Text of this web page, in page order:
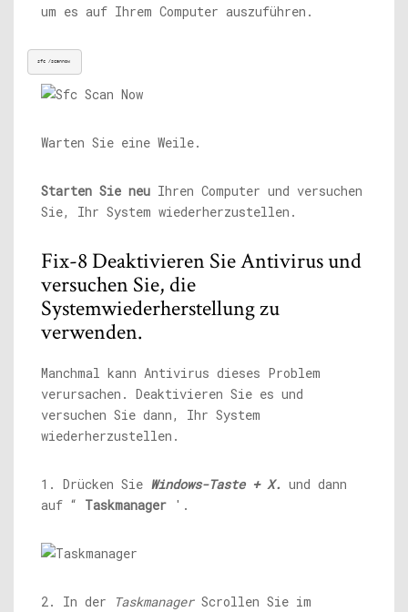
um es auf Ihrem Computer auszuführen.
sfc /scannow
Warten Sie eine Weile.
Starten Sie neu Ihren Computer und versuchen
Sie, Ihr System wiederherzustellen.
Fix-8 Deaktivieren Sie Antivirus und
versuchen Sie, die
Systemwiederherstellung zu
verwenden.
Manchmal kann Antivirus dieses Problem
verursachen. Deaktivieren Sie es und
versuchen Sie dann, Ihr System
wiederherzustellen.
1. Drücken Sie Windows-Taste + X. und dann
auf “ Taskmanager '.
2. In der TaskmanagerScrollen Sie im